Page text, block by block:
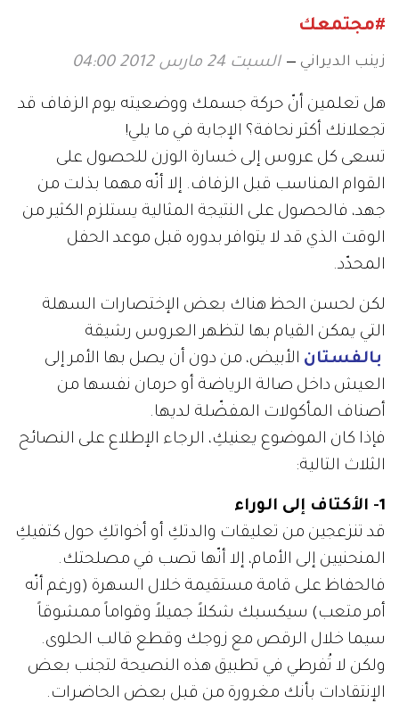
#مجتمعك
زينب الديراني السبت 24 مارس 2012 04:00
هل تعلمين أنّ حركة جسمك ووضعيته يوم الزفاف قد
تجعلانك أكثر نحافة؟ الإجابة في ما يلي!
تسعى كل عروس إلى خسارة الوزن للحصول على
القوام المناسب قبل الزفاف. إلا أنّه مهما بذلت من
جهد، فالحصول على النتيجة المثالية يستلزم الكثير من
الوقت الذي قد لا يتوافر بدوره قبل موعد الحفل
المحدّد.
لكن لحسن الحظ هناك بعض الإختصارات السهلة
التي يمكن القيام بها لتظهر العروس رشيقة
بالفستان الأبيض، من دون أن يصل بها الأمر إلى
العيش داخل صالة الرياضة أو حرمان نفسها من
أصناف المأكولات المفضّلة لديها.
فإذا كان الموضوع يعنيكِ، الرجاء الإطلاع على النصائح
الثلاث التالية:
1- الأكتاف إلى الوراء
قد تنزعجين من تعليقات والدتكِ أو أخواتكِ حول كتفيكِ
المنحنيين إلى الأمام، إلا أنّها تصب في مصلحتك.
فالحفاظ على قامة مستقيمة خلال السهرة (ورغم أنّه
أمر متعب) سيكسبك شكلاً جميلاً وقواماً ممشوقاً
سيما خلال الرقص مع زوجك وقطع قالب الحلوى.
ولكن لا تُفرطي في تطبيق هذه النصيحة لتجنب بعض
الإنتقادات بأنك مغرورة من قبل بعض الحاضرات.